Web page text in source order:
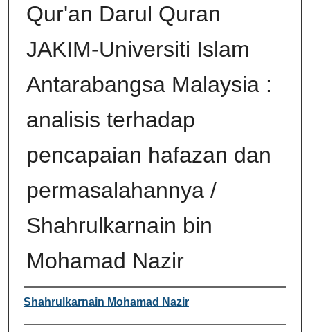
Qur'an Darul Quran
JAKIM-Universiti Islam
Antarabangsa Malaysia :
analisis terhadap
pencapaian hafazan dan
permasalahannya /
Shahrulkarnain bin
Mohamad Nazir
Author
Shahrulkarnain Mohamad Nazir